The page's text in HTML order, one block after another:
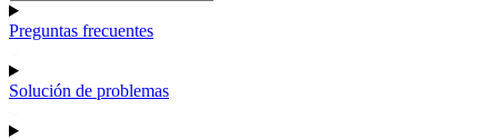
Preguntas frecuentes
Solución de problemas